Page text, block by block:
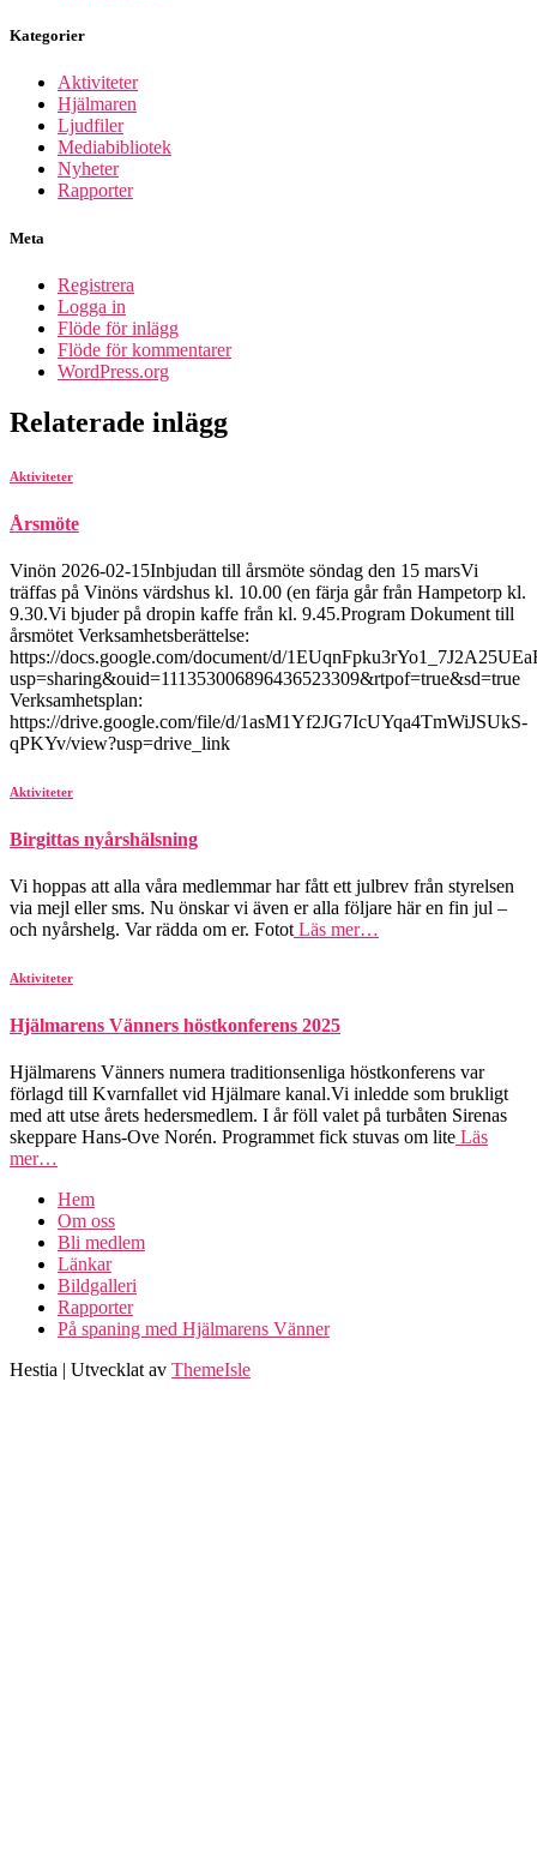
Kategorier
Aktiviteter
Hjälmaren
Ljudfiler
Mediabibliotek
Nyheter
Rapporter
Meta
Registrera
Logga in
Flöde för inlägg
Flöde för kommentarer
WordPress.org
Relaterade inlägg
Aktiviteter
Årsmöte
Vinön 2026-02-15Inbjudan till årsmöte söndag den 15 marsVi
träffas på Vinöns värdshus kl. 10.00 (en färja går från Hampetorp kl.
9.30.Vi bjuder på dropin kaffe från kl. 9.45.Program Dokument till
årsmötet Verksamhetsberättelse:
https://docs.google.com/document/d/
usp=sharing&ouid=111353006896436523309&rtpof=true&sd=true
Verksamhetsplan:
https://drive.google.com/file/d/1asM1Yf2JG7IcUYqa4TmWiJSUkS-
qPKYv/view?usp=drive_link
Aktiviteter
Birgittas nyårshälsning
Vi hoppas att alla våra medlemmar har fått ett julbrev från styrelsen
via mejl eller sms. Nu önskar vi även er alla följare här en fin jul –
och nyårshelg. Var rädda om er. Fotot Läs mer…
Aktiviteter
Hjälmarens Vänners höstkonferens 2025
Hjälmarens Vänners numera traditionsenliga höstkonferens var
förlagd till Kvarnfallet vid Hjälmare kanal.Vi inledde som brukligt
med att utse årets hedersmedlem. I år föll valet på turbåten Sirenas
skeppare Hans-Ove Norén. Programmet fick stuvas om lite Läs
mer…
Hem
Om oss
Bli medlem
Länkar
Bildgalleri
Rapporter
På spaning med Hjälmarens Vänner
Hestia | Utvecklat av ThemeIsle